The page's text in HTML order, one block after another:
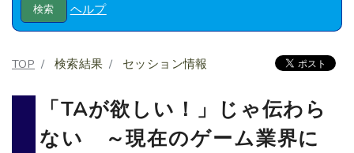
ヘルプ
TOP 検索結果 セッション情報
「TAが欲しい！」じゃ伝わら
ない ～現在のゲーム業界に